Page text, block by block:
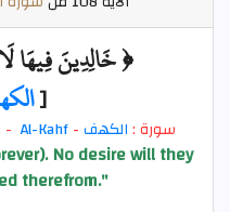
﴿ خَالِدِينَ فِيهَا
[
سورة :الكهف-
Al-Kahf
-
No desire will they
therefrom."